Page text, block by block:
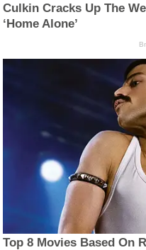
Culkin Cracks Up The
‘Home Alone’
Top 8 Movies Based On